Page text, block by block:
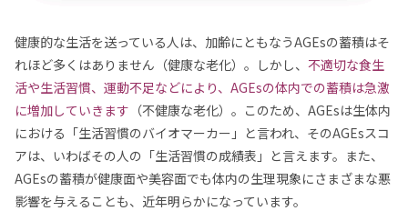
健康的な生活を送っている人は、加齢にともなうAGEsの蓄積はそ
れほど多くはありません（健康な老化）。しかし、 不適切な食生
活や生活習慣、運動不足などにより、AGEsの体内での蓄積は急激
に増加していきます （不健康な老化）。このため、AGEsは生体内
における「生活習慣のバイオマーカー」と言われ、そのAGEsスコ
アは、いわばその人の「生活習慣の成績表」と言えます。また、
AGEsの蓄積が健康面や美容面でも体内の生理現象にさまざまな悪
影響を与えることも、近年明らかになっています。